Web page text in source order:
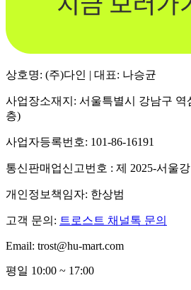
상호명: (주)다인 | 대표: 나승균
사업장소재지: 서울특별시 강남구 역
층)
사업자등록번호: 101-86-16191
통신판매업신고번호 : 제 2025-서울강
개인정보책임자: 한상범
고객 문의: 트로스트 채널톡 문의
Email: trost@hu-mart.com
평일 10:00 ~ 17:00